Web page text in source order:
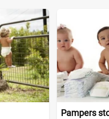
Pampers